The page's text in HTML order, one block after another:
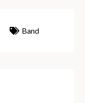
Band